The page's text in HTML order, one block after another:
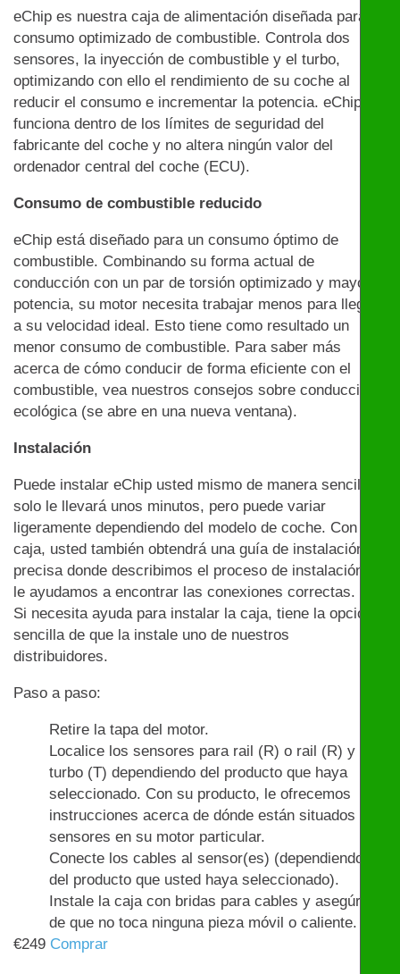
eChip es nuestra caja de alimentación diseñada para un
consumo optimizado de combustible. Controla dos
sensores, la inyección de combustible y el turbo,
optimizando con ello el rendimiento de su coche al
reducir el consumo e incrementar la potencia. eChip
funciona dentro de los límites de seguridad del
fabricante del coche y no altera ningún valor del
ordenador central del coche (ECU).
Consumo de combustible reducido
eChip está diseñado para un consumo óptimo de
combustible. Combinando su forma actual de
conducción con un par de torsión optimizado y mayor
potencia, su motor necesita trabajar menos para llegar
a su velocidad ideal. Esto tiene como resultado un
menor consumo de combustible. Para saber más
acerca de cómo conducir de forma eficiente con el
combustible, vea nuestros consejos sobre conducción
ecológica (se abre en una nueva ventana).
Instalación
Puede instalar eChip usted mismo de manera sencilla:
solo le llevará unos minutos, pero puede variar
ligeramente dependiendo del modelo de coche. Con la
caja, usted también obtendrá una guía de instalación
precisa donde describimos el proceso de instalación y
le ayudamos a encontrar las conexiones correctas.
Si necesita ayuda para instalar la caja, tiene la opción
sencilla de que la instale uno de nuestros
distribuidores.
Paso a paso:
Retire la tapa del motor.
Localice los sensores para rail (R) o rail (R) y
turbo (T) dependiendo del producto que haya
seleccionado. Con su producto, le ofrecemos
instrucciones acerca de dónde están situados los
sensores en su motor particular.
Conecte los cables al sensor(es) (dependiendo
del producto que usted haya seleccionado).
Instale la caja con bridas para cables y asegúrese
de que no toca ninguna pieza móvil o caliente.
€249 Comprar